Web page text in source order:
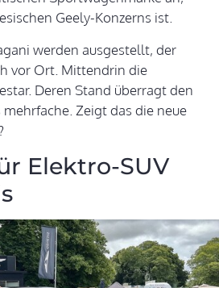
Geely-Konzerns ist.
werden ausgestellt, der
vor Ort. Mittendrin die
Deren Stand überragt den
Zeigt das die neue
Elektro-SUV